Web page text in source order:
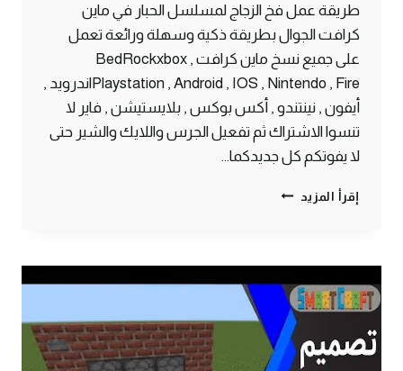
طريقة عمل فخ الزجاج لمسلسل الحبار في ماين
كرافت الجوال بطريقة ذكية وسهلة ورائعة تعمل
على جميع نسخ ماين كرافت BedRockxbox ,
Playstation , Android , IOS , Nintendo , Fireاندرويد ,
أيفون , نينتندو , أكس بوكس , بلايستيشن , فاير لا
تنسوا الاشتراك ثم تفعيل الجرس واللايك والشير حتى
لا يفوتكم كل جديدكما…
إقرأ المزيد لعبة
ماين
كرافت
الجوال
#SMARTCRAFT